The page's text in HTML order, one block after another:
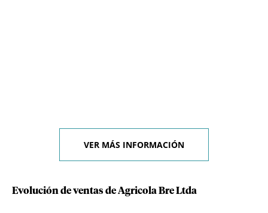
VER MÁS INFORMACIÓN
Evolución de ventas de Agricola Bre Ltda